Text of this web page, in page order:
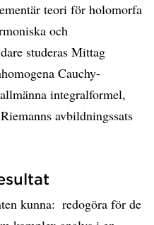
teori för holomorfa
och
studeras Mittag
Cauchy-
integralformel,
avbildningssats
kunna:  redogöra för de